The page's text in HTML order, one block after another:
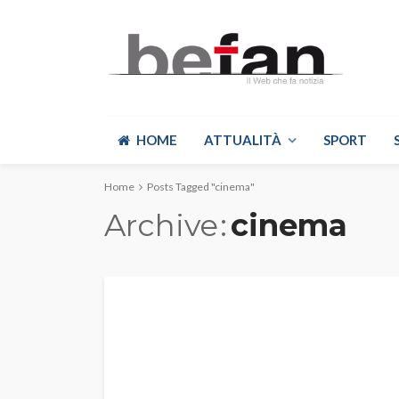
HOME ATTUALITÀ SPORT
Home Posts Tagged "cinema"
Archive cinema